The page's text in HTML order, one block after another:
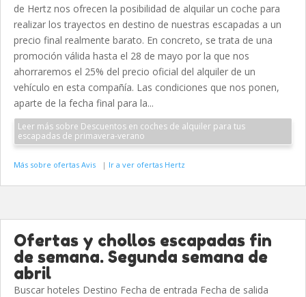
de Hertz nos ofrecen la posibilidad de alquilar un coche para
realizar los trayectos en destino de nuestras escapadas a un
precio final realmente barato. En concreto, se trata de una
promoción válida hasta el 28 de mayo por la que nos
ahorraremos el 25% del precio oficial del alquiler de un
vehículo en esta compañía. Las condiciones que nos ponen,
aparte de la fecha final para la...
Leer más sobre Descuentos en coches de alquiler para tus
escapadas de primavera-verano
Más sobre ofertas Avis | Ir a ver ofertas Hertz
Ofertas y chollos escapadas fin
de semana. Segunda semana de
abril
Buscar hoteles Destino Fecha de entrada Fecha de salida